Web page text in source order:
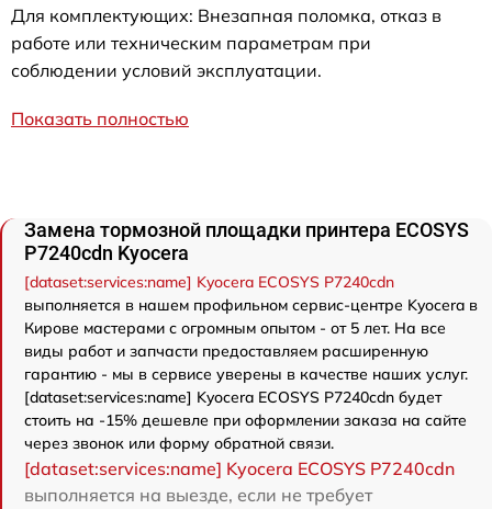
Для комплектующих: Внезапная поломка, отказ в
работе или техническим параметрам при
соблюдении условий эксплуатации.
Показать полностью
Замена тормозной площадки принтера ECOSYS
P7240cdn Kyocera
[dataset:services:name] Kyocera ECOSYS P7240cdn
выполняется в нашем профильном сервис-центре Kyocera в
Кирове мастерами с огромным опытом - от 5 лет. На все
виды работ и запчасти предоставляем расширенную
гарантию - мы в сервисе уверены в качестве наших услуг.
[dataset:services:name] Kyocera ECOSYS P7240cdn будет
стоить на -15% дешевле при оформлении заказа на сайте
через звонок или форму обратной связи.
[dataset:services:name] Kyocera ECOSYS P7240cdn
выполняется на выезде, если не требует